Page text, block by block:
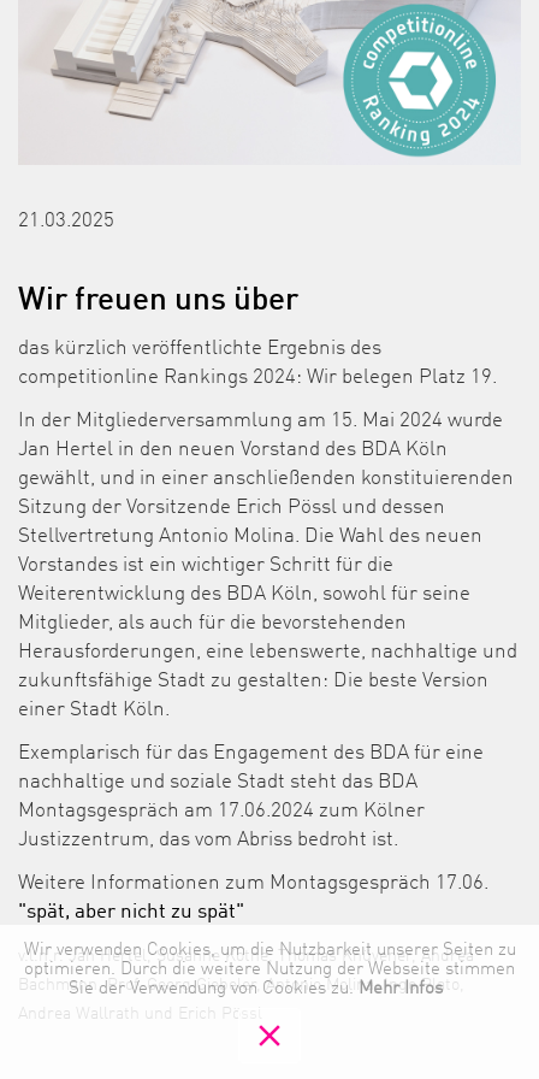
21.03.2025
Wir freuen uns über
das kürzlich veröffentlichte Ergebnis des
competitionline Rankings 2024: Wir belegen Platz 19.
In der Mitgliederversammlung am 15. Mai 2024 wurde
Jan Hertel in den neuen Vorstand des BDA Köln
gewählt, und in einer anschließenden konstituierenden
Sitzung der Vorsitzende Erich Pössl und dessen
Stellvertretung Antonio Molina. Die Wahl des neuen
Vorstandes ist ein wichtiger Schritt für die
Weiterentwicklung des BDA Köln, sowohl für seine
Mitglieder, als auch für die bevorstehenden
Herausforderungen, eine lebenswerte, nachhaltige und
zukunftsfähige Stadt zu gestalten: Die beste Version
einer Stadt Köln.
Exemplarisch für das Engagement des BDA für eine
nachhaltige und soziale Stadt steht das BDA
Montagsgespräch am 17.06.2024 zum Kölner
Justizzentrum, das vom Abriss bedroht ist.
Weitere Informationen zum Montagsgespräch 17.06.
"spät, aber nicht zu spät"
v.l.n.r. Jan Hertel, Susanne Kothe, Thomas Knüvener, Andrea
Bachmann, Prof. Georg Giebeler, Antonio Molina, Ingo Plato,
Andrea Wallrath und Erich Pössl
Wir verwenden Cookies, um die Nutzbarkeit unserer Seiten zu
optimieren. Durch die weitere Nutzung der Webseite stimmen
Sie der Verwendung von Cookies zu. Mehr Infos
clear